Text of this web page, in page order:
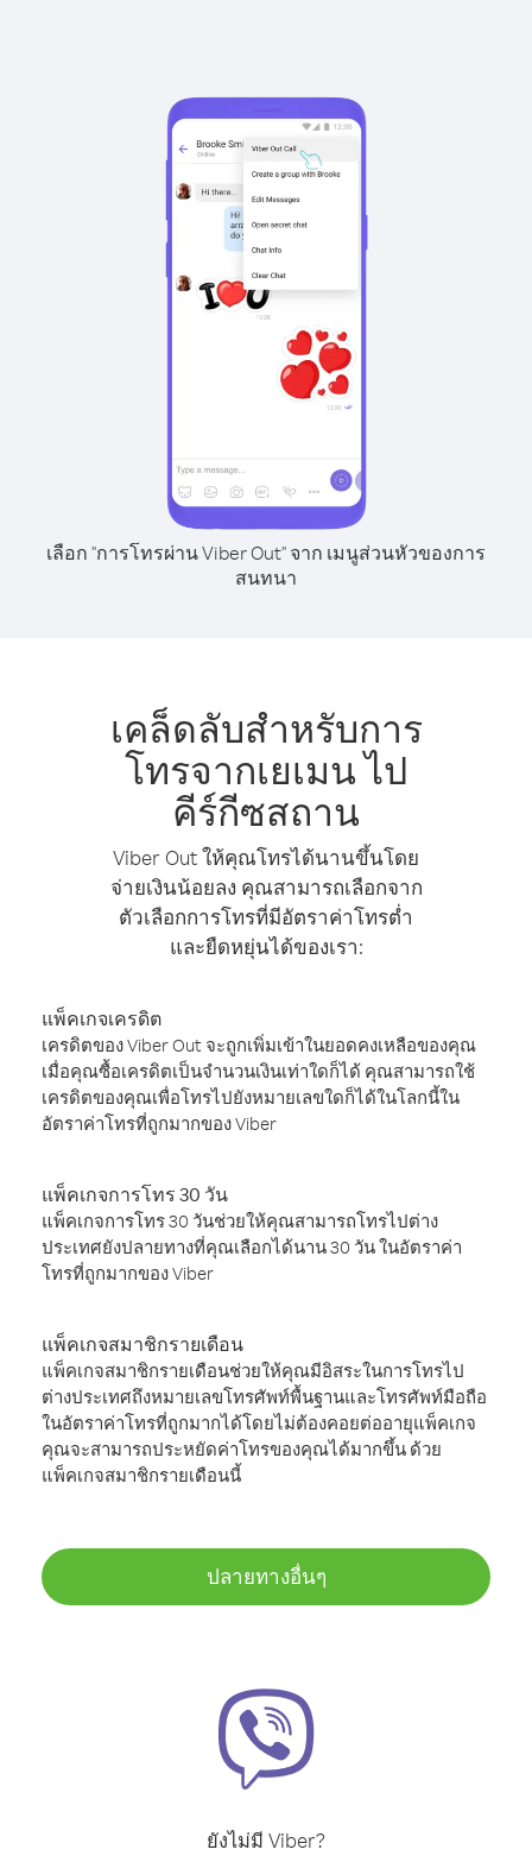
เลือก "การโทรผ่าน Viber Out" จาก เมนูส่วนหัวของการ
สนทนา
เคล็ดลับสำหรับการ
โทรจากเยเมน ไป
คีร์กีซสถาน
Viber Out ให้คุณโทรได้นานขึ้นโดย
จ่ายเงินน้อยลง คุณสามารถเลือกจาก
ตัวเลือกการโทรที่มีอัตราค่าโทรต่ำ
และยืดหยุ่นได้ของเรา:
แพ็คเกจเครดิต
เครดิตของ Viber Out จะถูกเพิ่มเข้าในยอดคงเหลือของคุณ
เมื่อคุณซื้อเครดิตเป็นจำนวนเงินเท่าใดก็ได้ คุณสามารถใช้
เครดิตของคุณเพื่อโทรไปยังหมายเลขใดก็ได้ในโลกนี้ใน
อัตราค่าโทรที่ถูกมากของ Viber
แพ็คเกจการโทร 30 วัน
แพ็คเกจการโทร 30 วันช่วยให้คุณสามารถโทรไปต่าง
ประเทศยังปลายทางที่คุณเลือกได้นาน 30 วัน ในอัตราค่า
โทรที่ถูกมากของ Viber
แพ็คเกจสมาชิกรายเดือน
แพ็คเกจสมาชิกรายเดือนช่วยให้คุณมีอิสระในการโทรไป
ต่างประเทศถึงหมายเลขโทรศัพท์พื้นฐานและโทรศัพท์มือถือ
ในอัตราค่าโทรที่ถูกมากได้โดยไม่ต้องคอยต่ออายุแพ็คเกจ
คุณจะสามารถประหยัดค่าโทรของคุณได้มากขึ้น ด้วย
แพ็คเกจสมาชิกรายเดือนนี้
ปลายทางอื่นๆ
ยังไม่มี Viber?